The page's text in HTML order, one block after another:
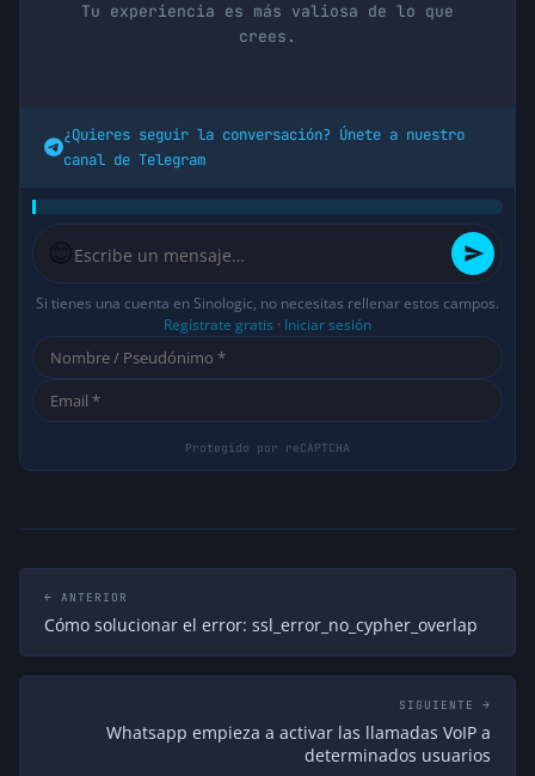
Tu experiencia es más valiosa de lo que
crees.
¿Quieres seguir la conversación? Únete a nuestro
canal de Telegram
😊
Si tienes una cuenta en Sinologic, no necesitas rellenar estos campos.
Regístrate gratis · Iniciar sesión
← ANTERIOR
Cómo solucionar el error: ssl_error_no_cypher_overlap
SIGUIENTE →
Whatsapp empieza a activar las llamadas VoIP a
determinados usuarios